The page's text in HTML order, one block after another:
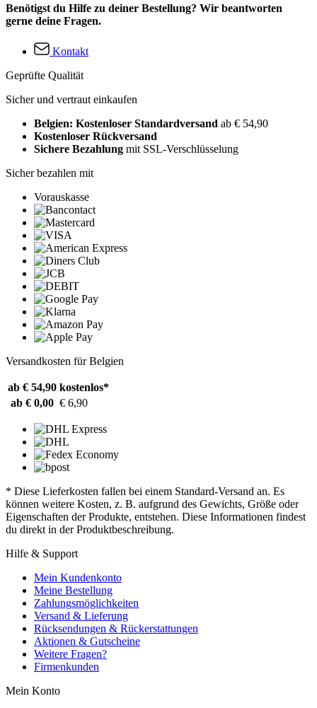
Benötigst du Hilfe zu deiner Bestellung? Wir beantworten
gerne deine Fragen.
Kontakt
Geprüfte Qualität
Sicher und vertraut einkaufen
Belgien: Kostenloser Standardversand ab € 54,90
Kostenloser Rückversand
Sichere Bezahlung mit SSL-Verschlüsselung
Sicher bezahlen mit
Vorauskasse
Versandkosten für Belgien
ab € 54,90 kostenlos*
ab € 0,00 € 6,90
* Diese Lieferkosten fallen bei einem Standard-Versand an. Es
können weitere Kosten, z. B. aufgrund des Gewichts, Größe oder
Eigenschaften der Produkte, entstehen. Diese Informationen findest
du direkt in der Produktbeschreibung.
Hilfe & Support
Mein Kundenkonto
Meine Bestellung
Zahlungsmöglichkeiten
Versand & Lieferung
Rücksendungen & Rückerstattungen
Aktionen & Gutscheine
Weitere Fragen?
Firmenkunden
Mein Konto